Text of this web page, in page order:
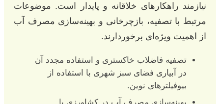
نیازمند راهکارهای خلاقانه و پایدار است. موضوعات
مرتبط با تصفیه، بازچرخانی و بهینه‌سازی مصرف آب
از اهمیت ویژه‌ای برخوردارند.
تصفیه فاضلاب خاکستری و استفاده مجدد آن
در آبیاری فضای سبز شهری با استفاده از
بیوفیلترهای نوین.